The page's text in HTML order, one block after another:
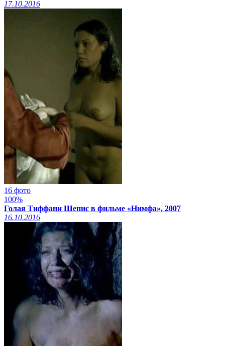
17.10.2016
16 фото
100%
Голая Тиффани Шепис в фильме «Нимфа», 2007
16.10.2016